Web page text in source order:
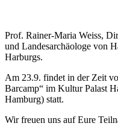
Prof. Rainer-Maria Weiss,
und Landesarchäologe von
Harburgs.
Am 23.9. findet in der Zeit
Barcamp“ im Kultur Palast
Hamburg) statt.
Wir freuen uns auf Eure